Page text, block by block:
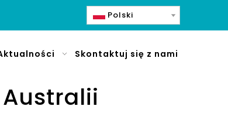
Polski
Skontaktuj się z nami